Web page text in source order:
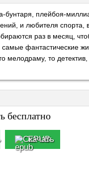
бунтаря, плейбоя-
и любителя спорта,
раз в месяц,
фантастические
мелодраму, то детектив,
бесплатно
EPUB